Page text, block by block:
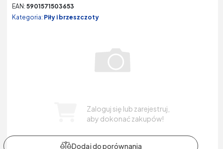
EAN: 5901571503653
Kategoria: Piły i brzeszczoty
Zaloguj się lub zarejestruj,
aby dokonać zakupów!